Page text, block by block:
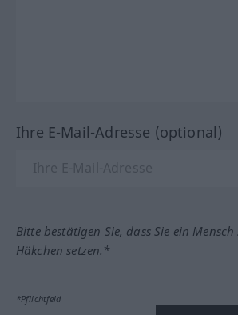
Ihre E-Mail-Adresse (optional)
Bitte bestätigen Sie, dass Sie ein
Häkchen setzen.*
*Pflichtfeld